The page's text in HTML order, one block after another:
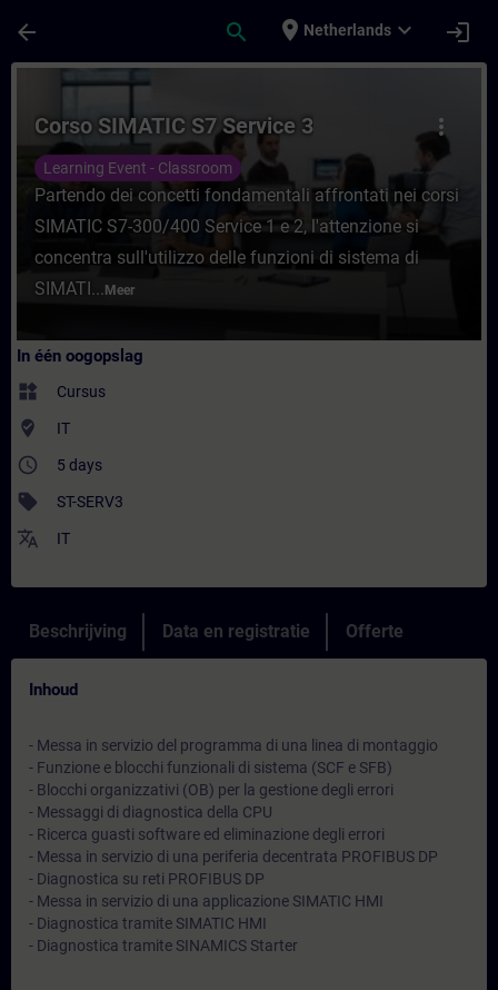
arrow_back search place Netherlands expand_more login
Cursus - Corso SIMATIC S7 Service 3 -
more_vert
Corso SIMATIC S7 Service 3
Learning Event - Classroom
Partendo dei concetti fondamentali affrontati nei corsi
SIMATIC S7-300/400 Service 1 e 2, l'attenzione si
concentra sull'utilizzo delle funzioni di sistema di
SIMATI... Meer
In één oogopslag
widgets Cursus
where_to_vote IT
access_time 5 days
sell ST-SERV3
translate IT
Beschrijving Data en registratie Offerte
Inhoud
- Messa in servizio del programma di una linea di montaggio
- Funzione e blocchi funzionali di sistema (SCF e SFB)
- Blocchi organizzativi (OB) per la gestione degli errori
- Messaggi di diagnostica della CPU
- Ricerca guasti software ed eliminazione degli errori
- Messa in servizio di una periferia decentrata PROFIBUS DP
- Diagnostica su reti PROFIBUS DP
- Messa in servizio di una applicazione SIMATIC HMI
- Diagnostica tramite SIMATIC HMI
- Diagnostica tramite SINAMICS Starter